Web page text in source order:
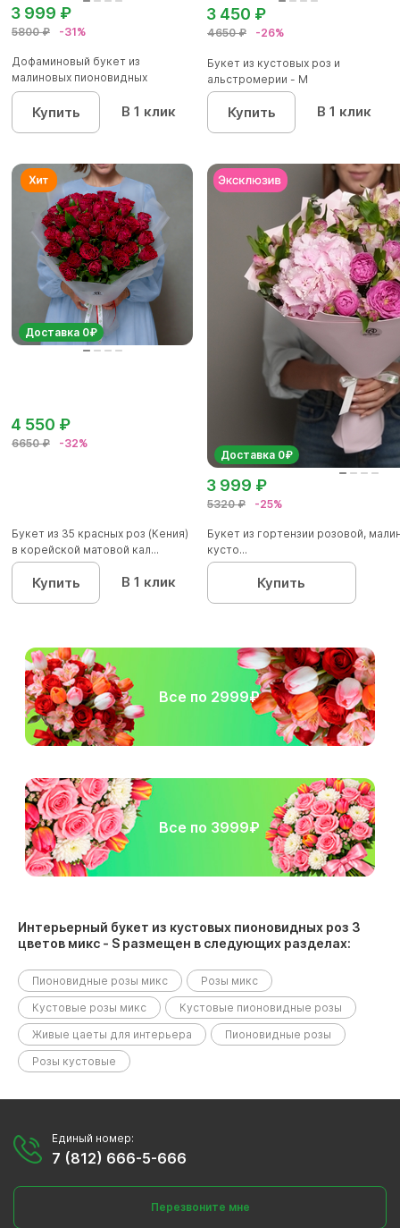
5800 ₽ -31%
3 999 ₽
Дофаминовый букет из
малиновых пионовидных
кустовых роз...
Купить В 1 клик
4650 ₽ -26%
3 450 ₽
Букет из кустовых роз и
альстромерии - М
Купить В 1 клик
Доставка 0₽
6650 ₽ -32%
4 550 ₽
Букет из 35 красных роз (Кения)
в корейской матовой кал...
Купить В 1 клик
Доставка 0₽
5320 ₽ -25%
3 999 ₽
Букет из гортензии розовой,
кусто...
Купить
Все по 2999₽
Все по 3999₽
Интерьерный букет из кустовых пионовидных роз 3
цветов микс - S размещен в следующих разделах:
Пионовидные розы микс
Розы микс
Кустовые розы микс
Кустовые пионовидные розы
Живые цаеты для интерьера
Пионовидные розы
Розы кустовые
Единый номер:
7 (812) 666-5-666
Перезвоните мне